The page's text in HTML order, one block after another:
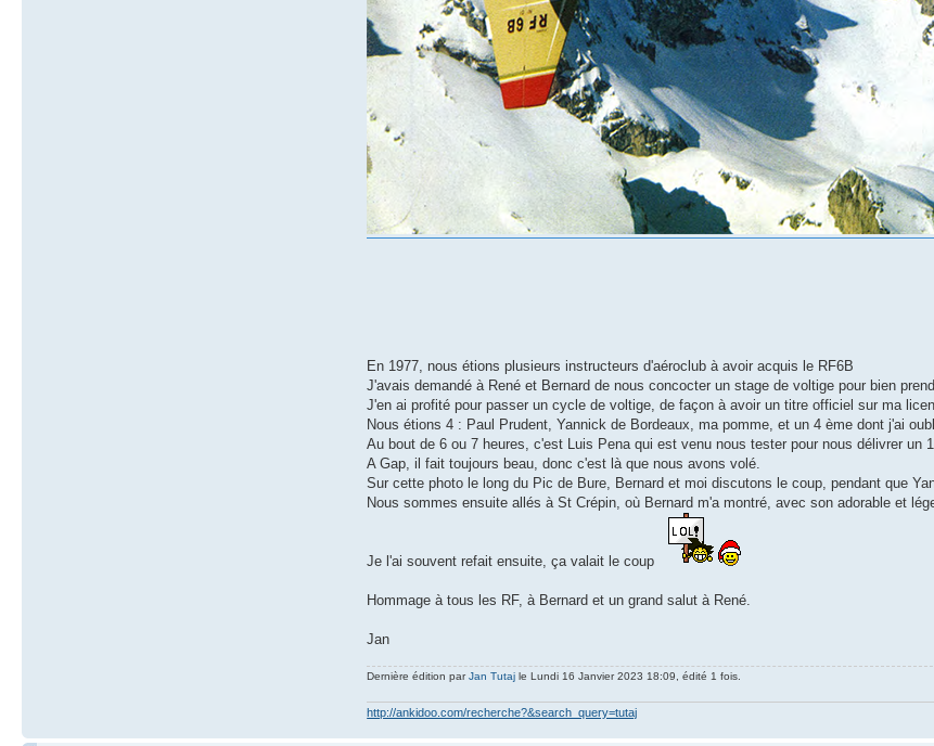
En 1977, nous étions plusieurs instructeurs d'aéroclub à avoir acquis le RF6B
J'avais demandé à René et Bernard de nous concocter un stage de voltige pour bien
J'en ai profité pour passer un cycle de voltige, de façon à avoir un titre officiel sur ma
Nous étions 4 : Paul Prudent, Yannick de Bordeaux, ma pomme, et un 4 ème dont j'ai
Au bout de 6 ou 7 heures, c'est Luis Pena qui est venu nous tester pour nous délivrer un
A Gap, il fait toujours beau, donc c'est là que nous avons volé.
Sur cette photo le long du Pic de Bure, Bernard et moi discutons le coup, pendant que
Nous sommes ensuite allés à St Crépin, où Bernard m'a montré, avec son adorable et
Je l'ai souvent refait ensuite, ça valait le coup
Hommage à tous les RF, à Bernard et un grand salut à René.
Jan
Dernière édition parJan Tutaj le Lundi 16 Janvier 2023 18:09, édité 1 fois.
http://ankidoo.com/recherche?&search_query=tutaj